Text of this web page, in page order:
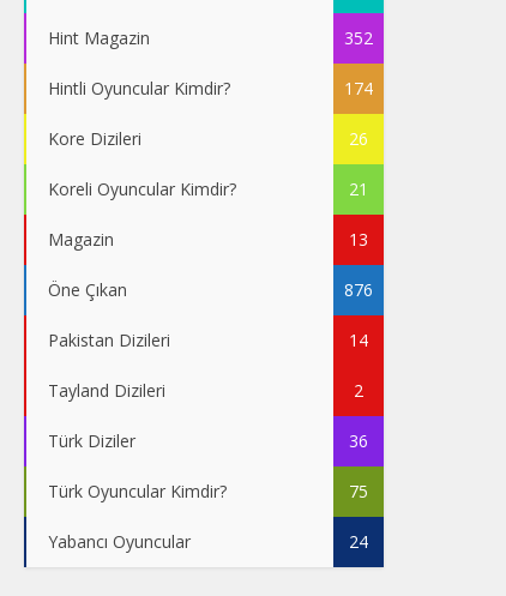
Hint Magazin 352
Hintli Oyuncular Kimdir? 174
Kore Dizileri 26
Koreli Oyuncular Kimdir? 21
Magazin 13
Öne Çıkan 876
Pakistan Dizileri 14
Tayland Dizileri 2
Türk Diziler 36
Türk Oyuncular Kimdir? 75
Yabancı Oyuncular 24